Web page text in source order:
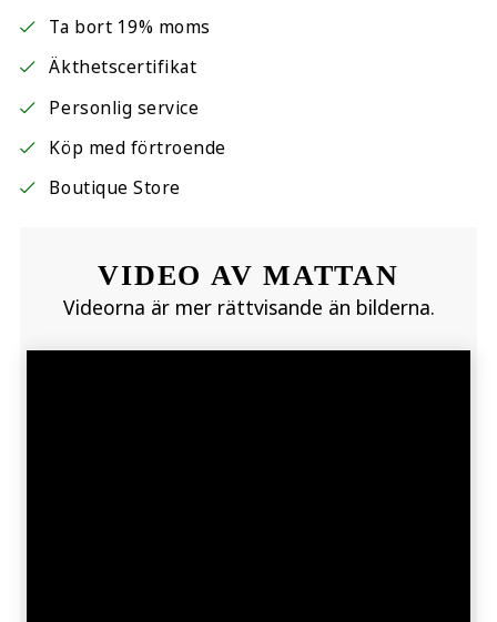
Ta bort 19% moms
Äkthetscertifikat
Personlig service
Köp med förtroende
Boutique Store
VIDEO AV MATTAN
Videorna är mer rättvisande än bilderna.